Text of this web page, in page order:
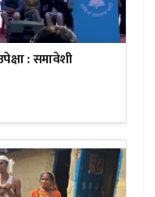
: समावेशी